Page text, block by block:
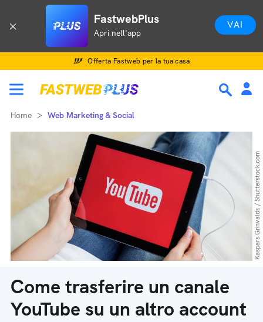
FastwebPlus
Apri nell'app
VAI
Offerta Fastweb per la tua casa
Home Web Marketing & Social
Come trasferire un canale
YouTube su un altro account
Kaspars Grinvalds / Shutterstock.com